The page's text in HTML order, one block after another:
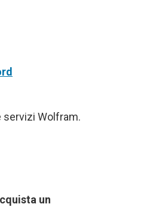
servizi Wolfram.
un